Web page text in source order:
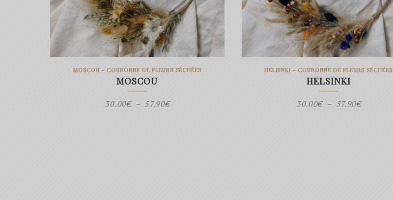
MOSCOU - COURONNE DE FLEURS SÉCHÉES
MOSCOU
30.00€ – 57.90€Plage
HELSINKI - COURONNE DE FLEURS SÉCHÉES
HELSINKI
30.00€ – 57.90€Plage